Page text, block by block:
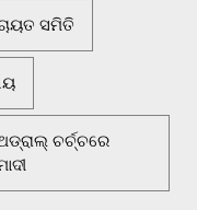
ସମିତି
ଚର୍ଚ୍ଚରେ